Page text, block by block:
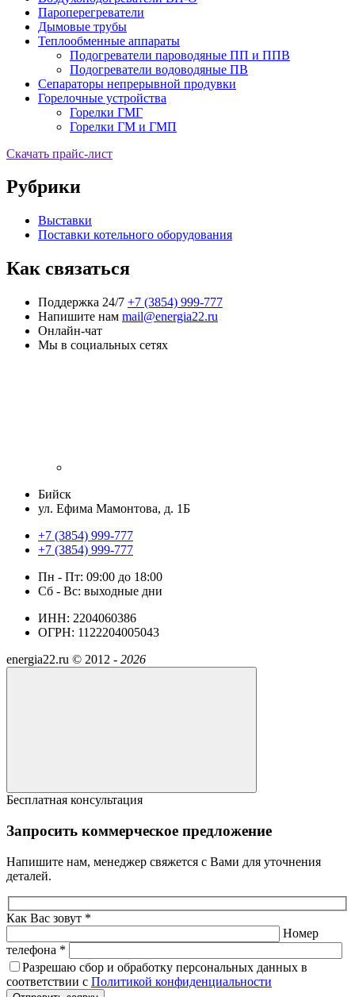
Пароперегреватели
Дымовые трубы
Теплообменные аппараты
Подогреватели пароводяные ПП и ППВ
Подогреватели водоводяные ПВ
Сепараторы непрерывной продувки
Горелочные устройства
Горелки ГМГ
Горелки ГМ и ГМП
Скачать прайс-лист
Рубрики
Выставки
Поставки котельного оборудования
Как связаться
Поддержка 24/7 +7 (3854) 999-777
Напишите нам mail@energia22.ru
Онлайн-чат
Мы в социальных сетях
Бийск
ул. Ефима Мамонтова, д. 1Б
+7 (3854) 999-777
+7 (3854) 999-777
Пн - Пт: 09:00 до 18:00
Сб - Вс: выходные дни
ИНН: 2204060386
ОГРН: 1122204005043
energia22.ru © 2012 - 2026
Бесплатная консультация
Запросить коммерческое предложение
Напишите нам, менеджер свяжется с Вами для уточнения
деталей.
Как Вас зовут *
Номер
телефона *
Разрешаю сбор и обработку персональных данных в
соответствии с Политикой конфиденциальности